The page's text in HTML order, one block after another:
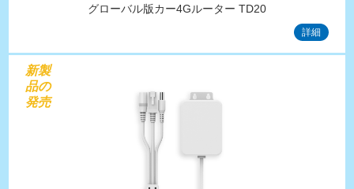
グローバル版カー4Gルーター TD20
詳細
新製
品の
発売